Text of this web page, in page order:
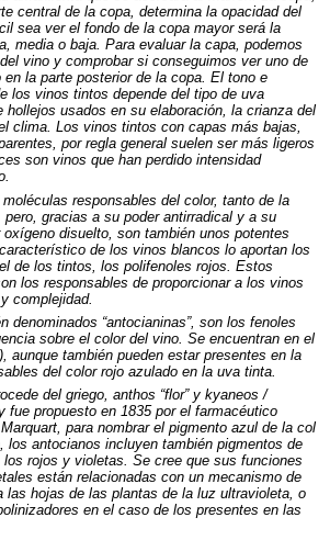
central de la copa, determina la opacidad del
sea ver el fondo de la copa mayor será la
media o baja. Para evaluar la capa, podemos
vino y comprobar si conseguimos ver uno de
la parte posterior de la copa. El tono e
los vinos tintos depende del tipo de uva
hollejos usados en su elaboración, la crianza del
clima. Los vinos tintos con capas más bajas,
por regla general suelen ser más ligeros
son vinos que han perdido intensidad
responsables del color, tanto de la
gracias a su poder antirradical y a su
disuelto, son también unos potentes
de los vinos blancos lo aportan los
de los tintos, los polifenoles rojos. Estos
los responsables de proporcionar a los vinos
complejidad.
denominados “antocianinas”, son los fenoles
sobre el color del vino. Se encuentran en el
aunque también pueden estar presentes en la
del color rojo azulado en la uva tinta.
del griego, anthos “flor” y kyaneos /
fue propuesto en 1835 por el farmacéutico
para nombrar el pigmento azul de la col
los antocianos incluyen también pigmentos de
rojos y violetas. Se cree que sus funciones
están relacionadas con un mecanismo de
las hojas de las plantas de la luz ultravioleta, o
en el caso de los presentes en las